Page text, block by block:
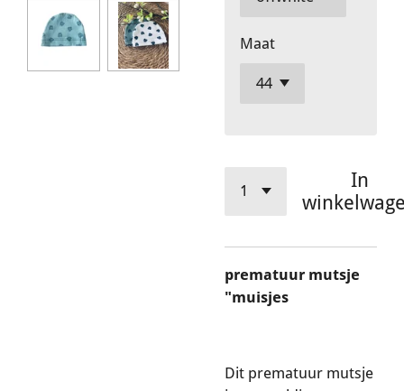
Maat
In
prematuur mutsje
"muisjes
Dit prematuur mutsje